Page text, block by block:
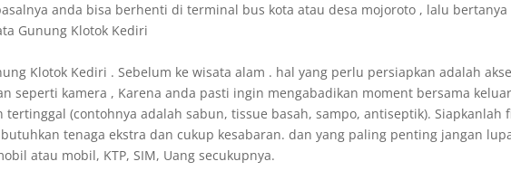
anda bisa berhenti di terminal bus kota atau desa mojoroto , lalu bertanya
Gunung Klotok Kediri
Klotok Kediri . Sebelum ke wisata alam . hal yang perlu persiapkan adalah
seperti kamera , Karena anda pasti ingin mengabadikan moment bersama
(contohnya adalah sabun, tissue basah, sampo, antiseptik). Siapkanlah
tenaga ekstra dan cukup kesabaran. dan yang paling penting jangan
atau mobil, KTP, SIM, Uang secukupnya.